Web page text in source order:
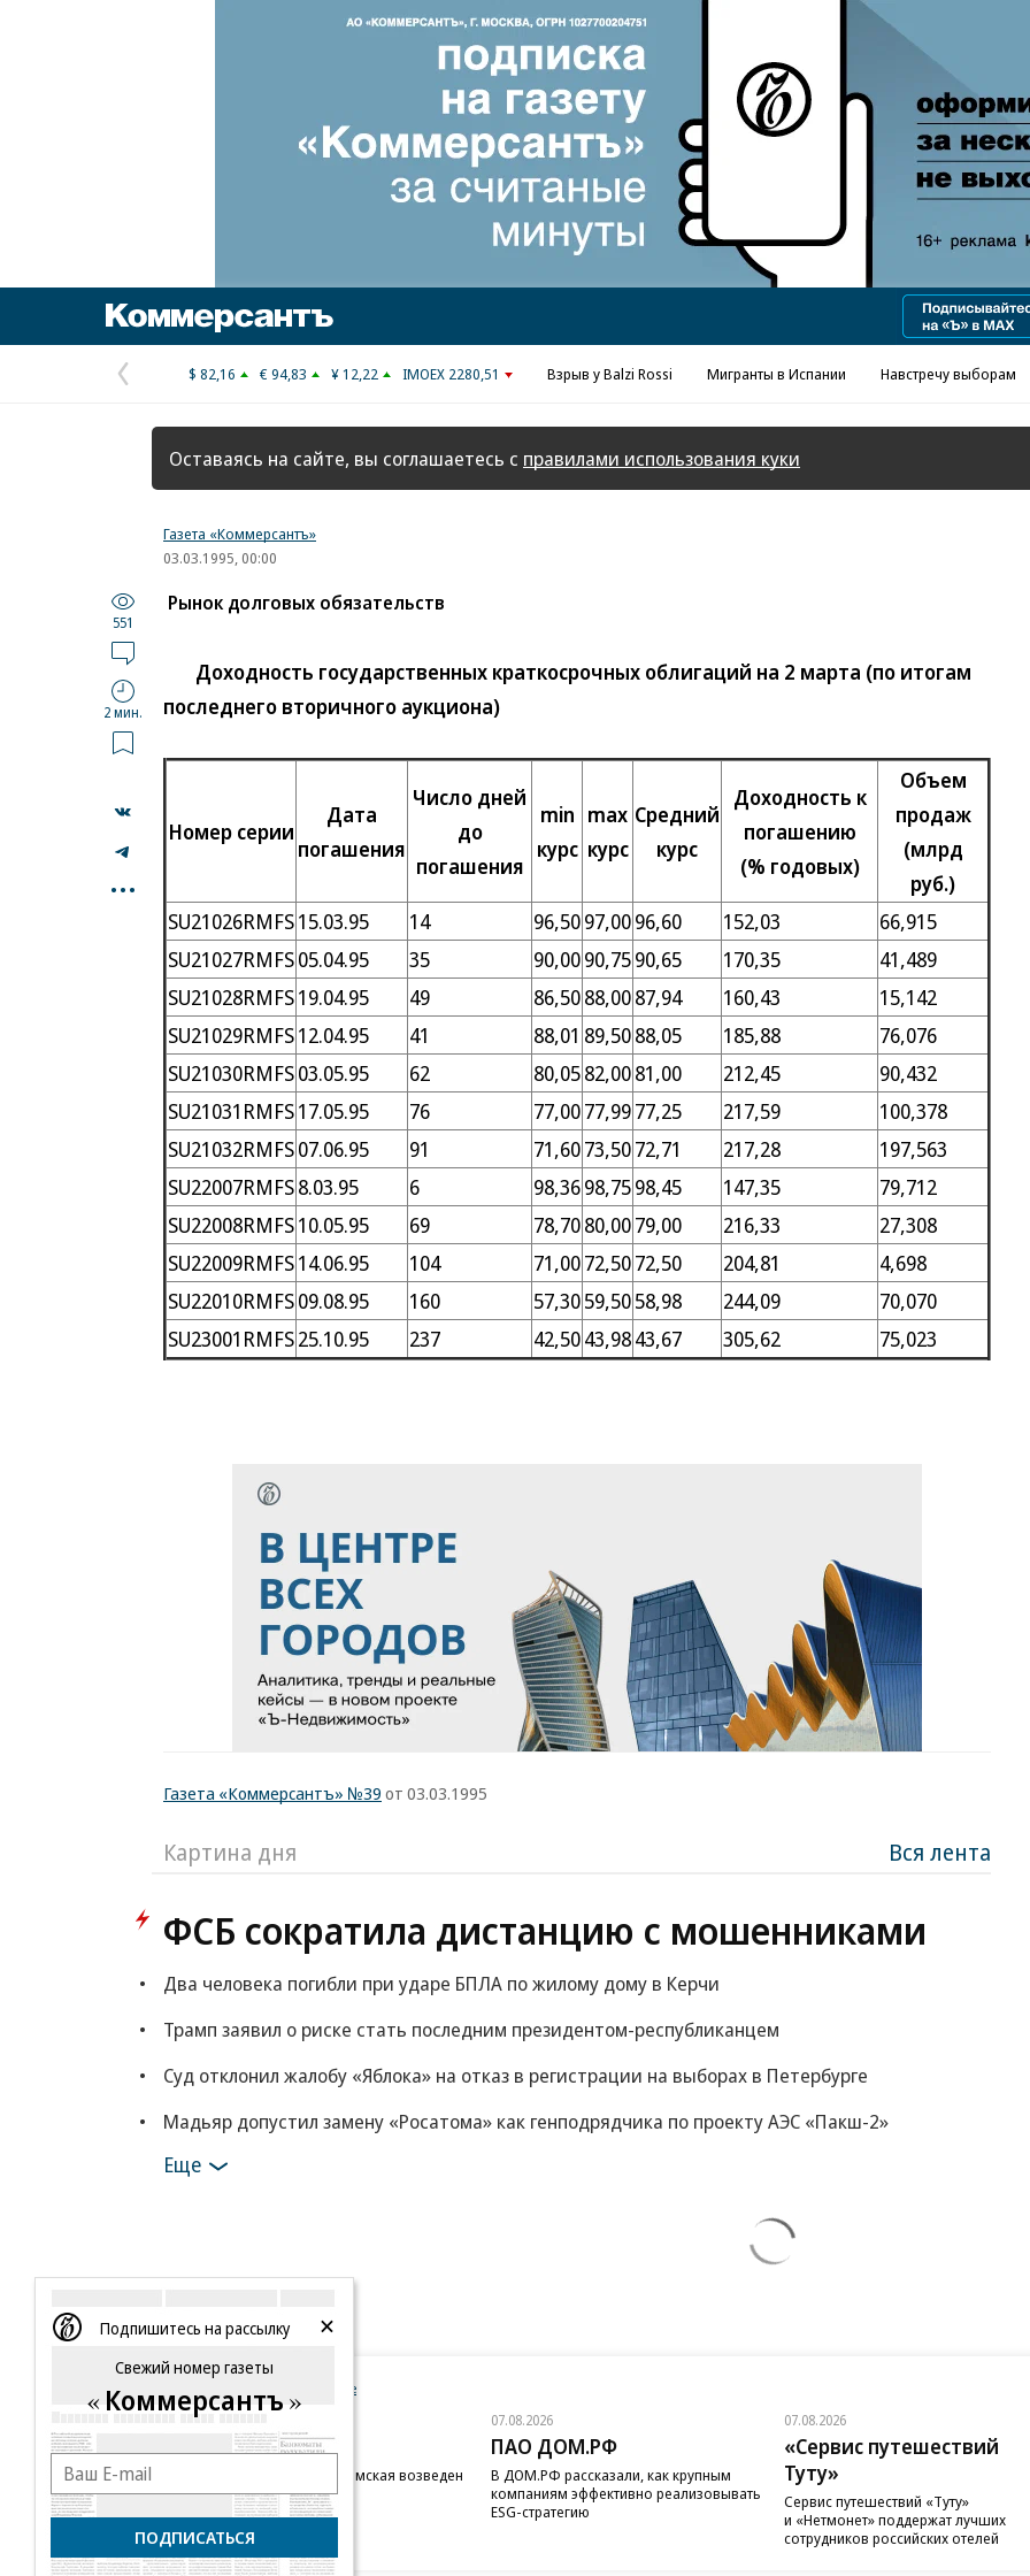
Предыдущая
страница
$ 82,16 € 94,83 ¥ 12,22 IMOEX 2280,51 Взрыв у Balzi Rossi Мигранты в Испании Навстречу выборам
Оставаясь на сайте, вы соглашаетесь с правилами использования куки
Газета «Коммерсантъ»
03.03.1995, 00:00
551
2 мин.
...
Рынок долговых обязательств
Доходность государственных краткосрочных облигаций на 2 марта (по итогам
последнего вторичного аукциона)
Номер серии
Дата
погашения
Число дней
до
погашения
min
курс
max
курс
Средний
курс
Доходность к
погашению
(% годовых)
Объем
продаж
(млрд
руб.)
SU21026RMFS15.03.95 14 96,5097,0096,60 152,03
66,915
SU21027RMFS05.04.95 35 90,0090,7590,65 170,35
41,489
SU21028RMFS19.04.95 49 86,5088,0087,94 160,43
15,142
SU21029RMFS12.04.95 41 88,01 89,5088,05 185,88
76,076
SU21030RMFS03.05.95 62 80,0582,0081,00 212,45
90,432
SU21031RMFS17.05.95 76 77,0077,9977,25 217,59
100,378
SU21032RMFS07.06.95 91 71,6073,5072,71 217,28
197,563
SU22007RMFS8.03.95 6 98,3698,7598,45 147,35
79,712
SU22008RMFS10.05.95 69 78,7080,0079,00 216,33
27,308
SU22009RMFS14.06.95 104 71,0072,5072,50 204,81
4,698
SU22010RMFS09.08.95 160 57,3059,5058,98 244,09
70,070
SU23001RMFS25.10.95 237 42,5043,9843,67 305,62 75,023
Газета «Коммерсантъ» №39 от 03.03.1995
Картина дня Вся лента
ФСБ сократила дистанцию с мошенниками
Два человека погибли при ударе БПЛА по жилому дому в Керчи
Трамп заявил о риске стать последним президентом-республиканцем
Суд отклонил жалобу «Яблока» на отказ в регистрации на выборах в Петербурге
Мадьяр допустил замену «Росатома» как генподрядчика по проекту АЭС «Пакш-2»
Еще
Все
STONE
Бизнес-центр STONE Римская возведен
в полную высоту
07.08.2026
ПАО ДОМ.РФ
В ДОМ.РФ рассказали, как крупным
компаниям эффективно реализовывать
ESG-стратегию
07.08.2026
«Сервис путешествий
Туту»
Сервис путешествий «Туту»
и «Нетмонет» поддержат лучших
сотрудников российских отелей
Подпишитесь на рассылку
Свежий номер газеты
Коммерсантъ
ПОДПИСАТЬСЯ